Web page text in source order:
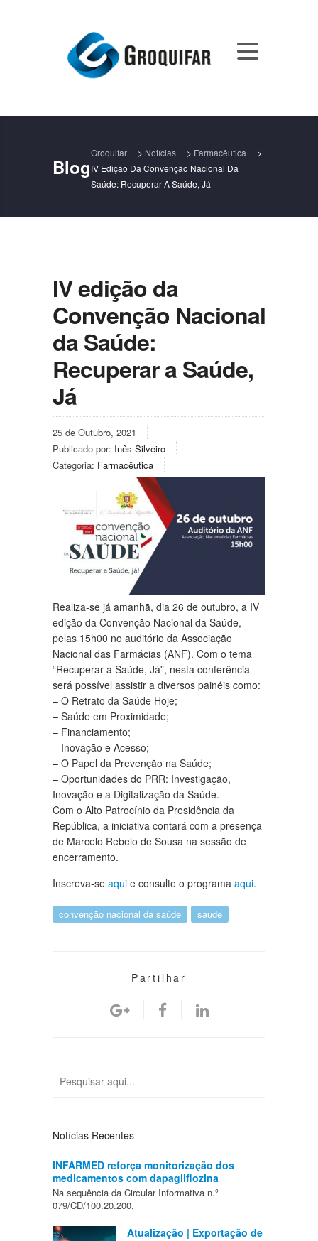
Blog
Groquifar > Notícias > Farmacêutica
>
IV Edição Da Convenção Nacional Da
Saúde: Recuperar A Saúde, Já
IV edição da
Convenção Nacional
da Saúde:
Recuperar a Saúde,
Já
25 de Outubro, 2021
Publicado por: Inês Silveiro
Categoria: Farmacêutica
Realiza-se já amanhã, dia 26 de outubro, a IV
edição da Convenção Nacional da Saúde,
pelas 15h00 no auditório da Associação
Nacional das Farmácias (ANF). Com o tema
“Recuperar a Saúde, Já”, nesta conferência
será possível assistir a diversos painéis como:
– O Retrato da Saúde Hoje;
– Saúde em Proximidade;
– Financiamento;
– Inovação e Acesso;
– O Papel da Prevenção na Saúde;
– Oportunidades do PRR: Investigação,
Inovação e a Digitalização da Saúde.
Com o Alto Patrocínio da Presidência da
República, a iniciativa contará com a presença
de Marcelo Rebelo de Sousa na sessão de
encerramento.
Inscreva-se aqui e consulte o programa aqui.
convenção nacional da saúde saude
Partilhar
Notícias Recentes
INFARMED reforça monitorização dos
medicamentos com dapagliflozina
Na sequência da Circular Informativa n.º
079/CD/100.20.200,
Atualização | Exportação de